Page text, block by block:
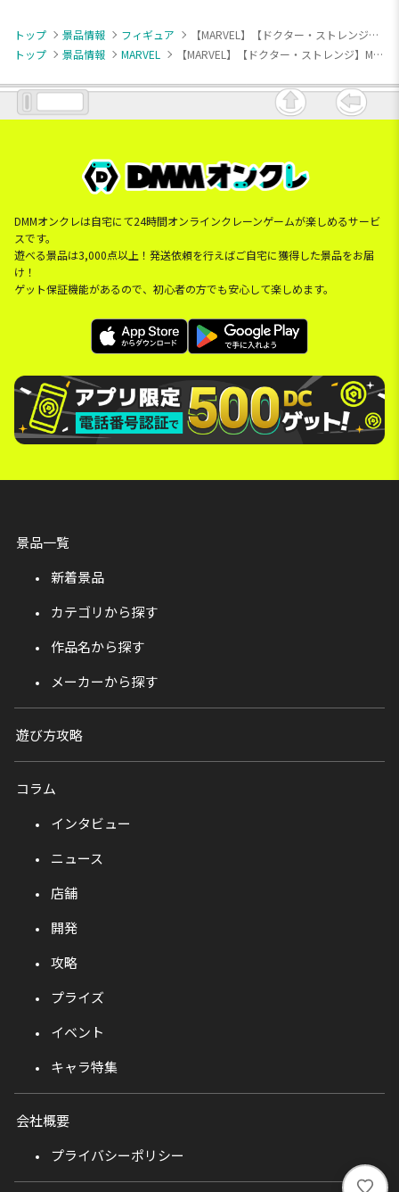
トップ 景品情報 フィギュア
【MARVEL】【ドクター・ストレンジ】MARVEL ACT/CUT [PM]フィギュア “ドクター・ストレンジ”
トップ
景品情報 MARVEL 【MARVEL】【ドクター・ストレンジ】MARVEL ACT/CUT [PM]フィギュア “ドクター・ストレンジ”
DMMオンクレは自宅にて24時間オンラインクレーンゲームが楽しめるサービ
スです。
遊べる景品は3,000点以上！発送依頼を行えばご自宅に獲得した景品をお届
け！
ゲット保証機能があるので、初心者の方でも安心して楽しめます。
景品一覧
新着景品
カテゴリから探す
作品名から探す
メーカーから探す
遊び方攻略
コラム
インタビュー
ニュース
店舗
開発
攻略
プライズ
イベント
キャラ特集
会社概要
プライバシーポリシー